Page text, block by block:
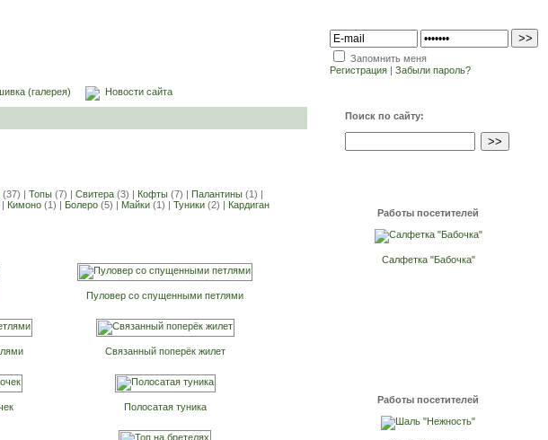
Запомнить меня
Регистрация | Забыли пароль?
(галерея) Новости сайта
(37) | Топы (7) | Свитера (3) | Кофты (7) | Палантины (1) |
Кимоно (1) | Болеро (5) | Майки (1) | Туники (2) | Кардиган
Пуловер со спущенными петлями
Связанный поперёк жилет
Полосатая туника
Поиск по сайту:
Работы посетителей
Салфетка "Бабочка"
Работы посетителей